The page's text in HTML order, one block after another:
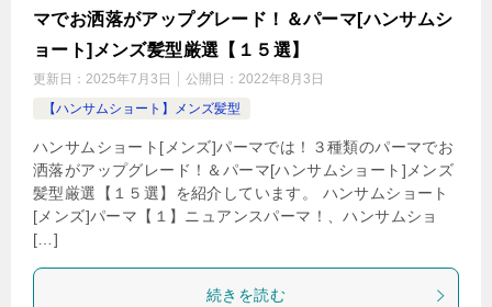
マでお洒落がアップグレード！＆パーマ[ハンサムシ
ョート]メンズ髪型厳選【１５選】
更新日： 2025年7月3日 公開日： 2022年8月3日
【ハンサムショート】メンズ髪型
ハンサムショート[メンズ]パーマでは！３種類のパーマでお
洒落がアップグレード！＆パーマ[ハンサムショート]メンズ
髪型厳選【１５選】を紹介しています。 ハンサムショート
[メンズ]パーマ【１】ニュアンスパーマ！、ハンサムショ
[…]
続きを読む